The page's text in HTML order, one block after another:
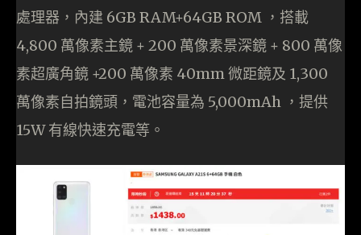
處理器，內建 6GB RAM+64GB ROM ，搭載
4,800 萬像素主鏡 + 200 萬像素景深鏡 + 800 萬像
素超廣角鏡 +200 萬像素 40mm 微距鏡及 1,300
萬像素自拍鏡頭，電池容量為 5,000mAh ，提供
15W 有線快速充電等。